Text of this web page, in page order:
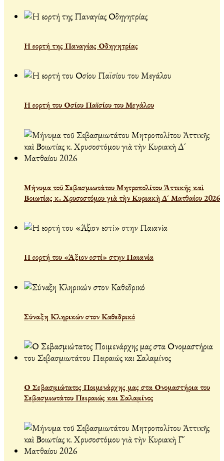
Η εορτή της Παναγίας Οδηγητρίας
Η εορτή του Οσίου Παϊσίου του Μεγάλου
Μήνυμα τοῦ Σεβασμιωτάτου Μητροπολίτου Ἀττικῆς καὶ
Βοιωτίας κ. Χρυσοστόμου γιὰ τὴν Κυριακὴ Δ´ Ματθαίου 2026
Η εορτή του «Άξιον εστί» στην Παιανία
Σύναξη Κληρικών στον Καθεδρικό
Ο Σεβασμιώτατος Ποιμενάρχης μας στα Ονομαστήρια του
Σεβασμιωτάτου Πειραιώς και Σαλαμίνος